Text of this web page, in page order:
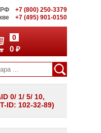
РФ
+7 (800) 250-3379
+7 (495) 901-0150
0
0 ₽
0/ 1/ 5/ 10,
ID: 102-32-89)